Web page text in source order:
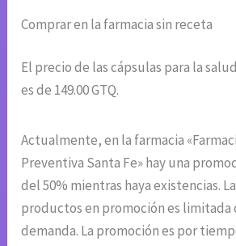
Comprar en la farmacia sin receta
El precio de las cápsulas para la
es de 149.00 GTQ.
Actualmente, en la farmacia
Preventiva Santa Fe» hay una
del 50% mientras haya existencias.
productos en promoción es limitada
demanda. La promoción es por